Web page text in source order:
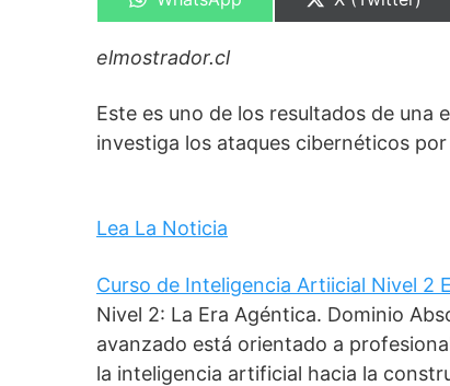
elmostrador.cl
Este es uno de los resultados de una
investiga los ataques cibernéticos
Lea La Noticia
Curso de Inteligencia Artiicial Nivel 2
Nivel 2: La Era Agéntica. Dominio
avanzado está orientado a
la inteligencia artificial hacia la